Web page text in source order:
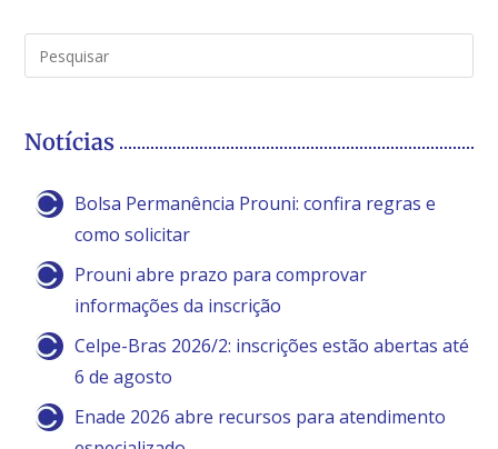
Notícias
Bolsa Permanência Prouni: confira regras e
como solicitar
Prouni abre prazo para comprovar
informações da inscrição
Celpe-Bras 2026/2: inscrições estão abertas até
6 de agosto
Enade 2026 abre recursos para atendimento